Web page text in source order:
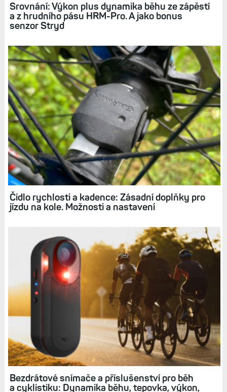
Srovnání: Výkon plus dynamika běhu ze zápěstí
a z hrudního pásu HRM-Pro. A jako bonus
senzor Stryd
Čidlo rychlosti a kadence: Zásadní doplňky pro
jízdu na kole. Možnosti a nastavení
Bezdrátové snímače a příslušenství pro běh
a cyklistiku: Dynamika běhu, tepovka, výkon,